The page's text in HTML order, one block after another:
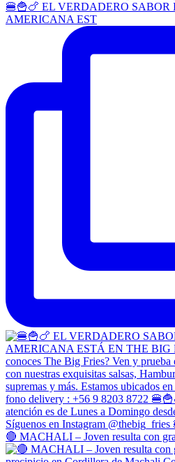
🍔🍟🍗 EL VERDADERO SABOR
AMERICANA EST
🔴 MACHALI – Joven resulta con